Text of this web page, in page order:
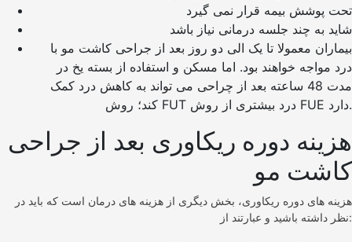
تحت پوشش بیمه قرار نمی گیرد
شاید به چند جلسه درمانی نیاز باشد
بیماران معمولا تا یک الی دو روز بعد از جراحی کاشت مو با
درد مواجه خواهند بود. اما مسکن و استفاده از بسته یخ در
مدت 48 ساعته بعد از چراحی می تواند به کاهش درد کمک
کند؛ روش FUT درد بیشتری از روش FUE دارد.
هزینه دوره ریکاوری بعد از جراحی
کاشت مو
هزینه های دوره ریکاوری، بخش دیگری از هزینه های درمان است که باید در
نظر داشته باشید و عبارتند از: